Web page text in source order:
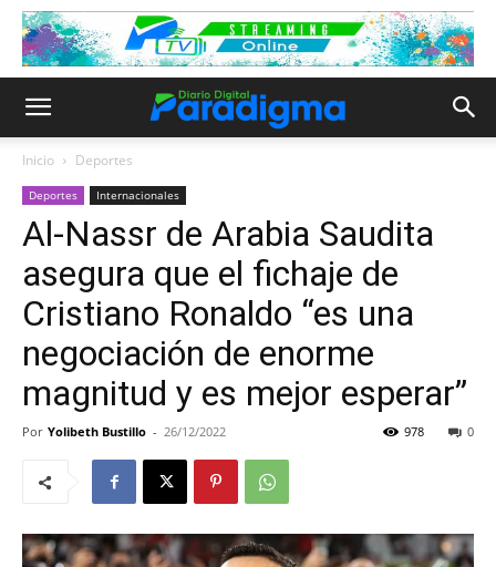
Inicio Deportes
Deportes Internacionales
Al-Nassr de Arabia Saudita
asegura que el fichaje de
Cristiano Ronaldo “es una
negociación de enorme
magnitud y es mejor esperar”
Por Yolibeth Bustillo - 26/12/2022 0
978